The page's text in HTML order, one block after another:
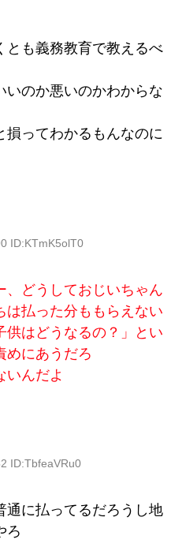
とも義務教育で教えるべ
いのか悪いのかわからな
ってわかるもんなのに
ID:KTmK5olT0
、どうしておじいちゃん
は払った分ももらえない
供はどうなるの？」とい
めにあうだろ
いんだよ
ID:TbfeaVRu0
通に払ってるだろうし地
ろ